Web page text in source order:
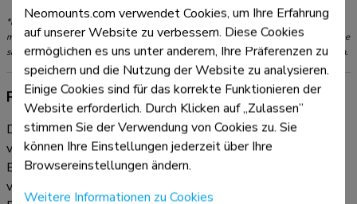
*Bitte beachten: Die angegebenen Zollgrößen sind nur ein Anhaltspunkt, kombiniert
mit dem Gewicht und den VESA-Größen. Das maximale Gewicht und die VESA-Größe
sind absolute Beschränkungen für die Produkte und sollten nicht überschritten werden.
Produktinformationen
Die Neomounts DS70PLUS-450BL1 NEXT Core ist eine
vollbewegliche Tischhalterung für Curved-Ultra-Wide-
Bildschirme bis zu 49". Die Halterung verfügt über einen
verstärkten Kopf, der speziell für Curved-Ultra-Wide-
Neomounts.com verwendet Cookies, um Ihre Erfahrung
auf unserer Website zu verbessern. Diese Cookies
ermöglichen es uns unter anderem, Ihre Präferenzen zu
speichern und die Nutzung der Website zu analysieren.
Einige Cookies sind für das korrekte Funktionieren der
Website erforderlich. Durch Klicken auf „Zulassen”
stimmen Sie der Verwendung von Cookies zu. Sie
können Ihre Einstellungen jederzeit über Ihre
Browsereinstellungen ändern.
Weitere Informationen zu Cookies